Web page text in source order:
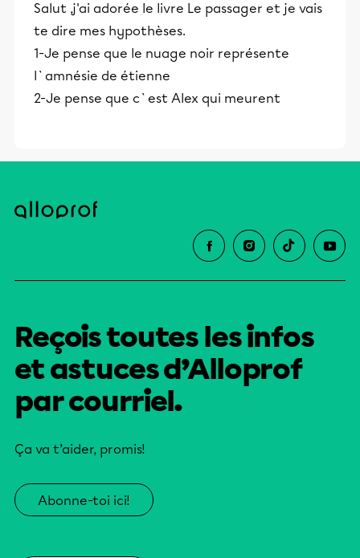
Salut ,j'ai adorée le livre Le passager et je vais
te dire mes hypothèses.
1-Je pense que le nuage noir représente
l`amnésie de étienne
2-Je pense que c`est Alex qui meurent
Reçois toutes les infos
et astuces d’Alloprof
par courriel.
Ça va t’aider, promis!
Abonne-toi ici!